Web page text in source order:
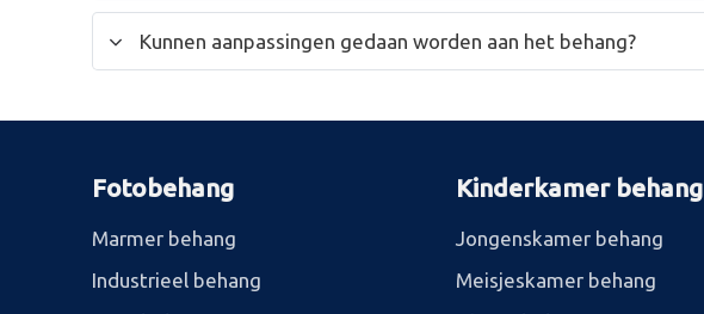
Kunnen aanpassingen gedaan worden aan het behang?
Fotobehang
Marmer behang
Industrieel behang
Kinderkamer behang
Jongenskamer behang
Meisjeskamer behang